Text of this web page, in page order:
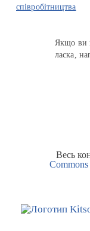
співробітництва
Якщо ви
ласка,
Весь